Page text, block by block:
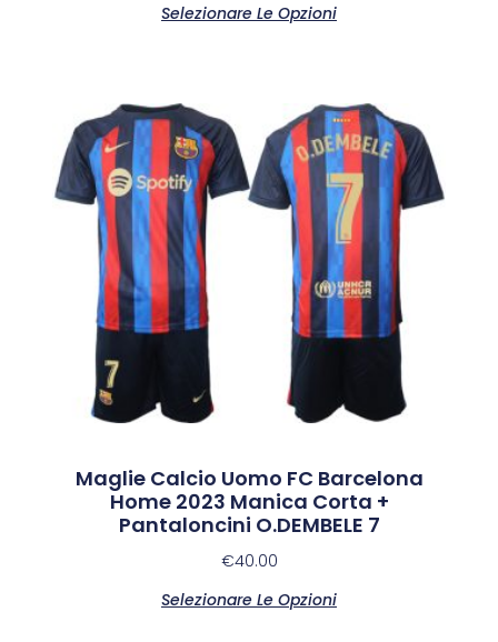
Selezionare Le Opzioni
Maglie Calcio Uomo FC Barcelona
Home 2023 Manica Corta +
Pantaloncini O.DEMBELE 7
€40.00
Selezionare Le Opzioni